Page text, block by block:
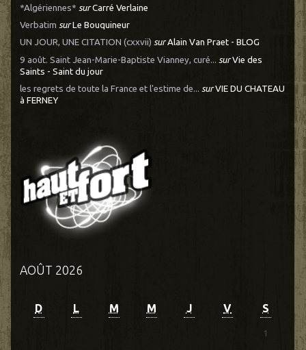
*Algériennes* surCarré Verlaine
Verbatim surLe Bouquineur
UN JOUR, UNE CITATION (cxxvii) surAlain Van Praet - BLOG
9 août. Saint Jean-Marie-Baptiste Vianney, curé... surVie des
Saints - Saint du jour
les regrets de toute la France et l'estime de... surVIE DU CHATEAU
à FERNEY
AOÛT 2026
D L M M J V S
1